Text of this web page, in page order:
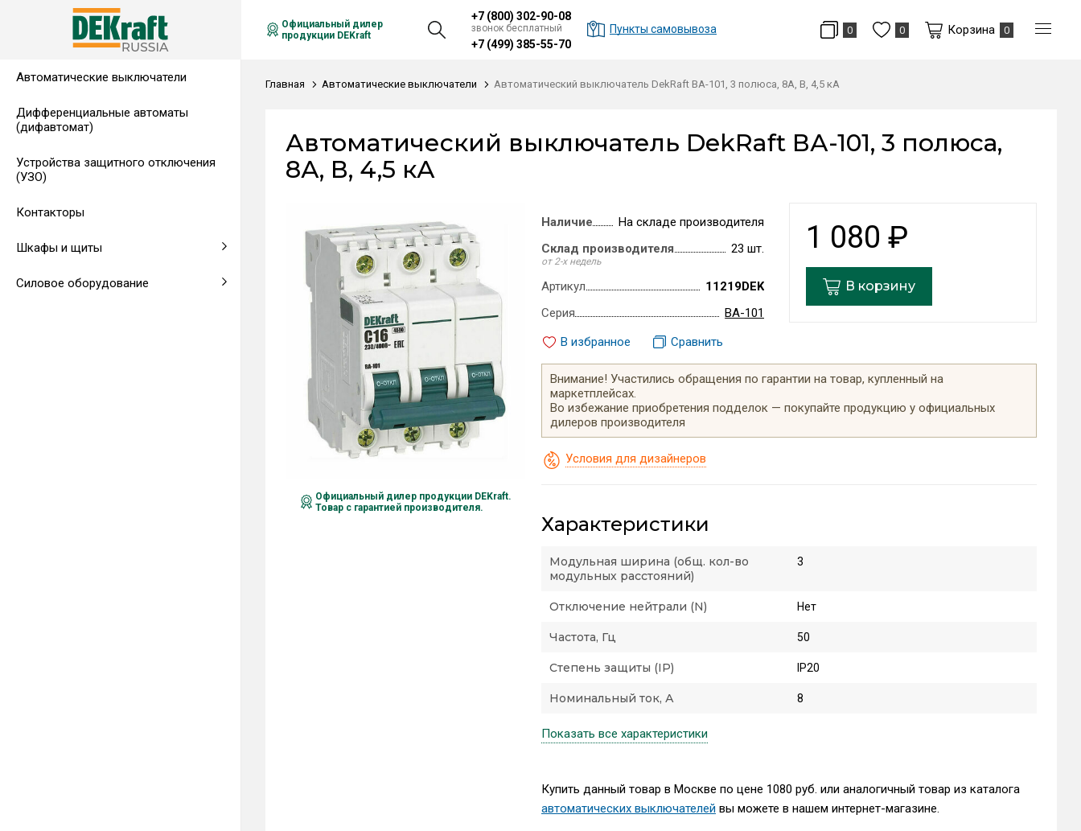
Автоматические выключатели
Дифференциальные автоматы
(дифавтомат)
Устройства защитного отключения
(УЗО)
Контакторы
Шкафы и щиты
Распределительные щиты,
Напольные щиты
Клеммы и комплектующие
Клеммы на DIN-рейку
Аксессуары для щитов
Силовое оборудование
Автоматические выключатели в
Аксессуары
Предохранители
Щитовые приборы
Амперметры
Автоматические воздушные
выключатели
Воздушные автоматические
Официальный дилер
продукции DEKraft
+7 (800) 302-90-08
звонок бесплатный
+7 (499) 385-55-70
Пункты самовывоза 0 0 Корзина 0
Главная Автоматические выключатели Автоматический выключатель DekRaft ВА-101, 3 полюса, 8А, В, 4,5 кА
Автоматический выключатель DekRaft ВА-101, 3 полюса,
8А, В, 4,5 кА
Официальный дилер продукции DEKraft.
Товар с гарантией производителя.
1 080 ₽
В корзину
Наличие
На складе производителя
Склад производителя
от 2-х недель
23 шт.
Артикул
11219DEK
Серия
ВА-101
В избранное
Сравнить
Внимание! Участились обращения по гарантии на товар, купленный на
маркетплейсах.
Во избежание приобретения подделок — покупайте продукцию у официальных
дилеров производителя
Условия для дизайнеров
Характеристики
Модульная ширина (общ. кол-во
модульных расстояний)
3
Отключение нейтрали (N) Нет
Частота, Гц 50
Степень защиты (IP) IP20
Номинальный ток, А 8
Показать все характеристики
Купить данный товар в Москве по цене 1080 руб. или аналогичный товар из каталога
автоматических выключателей вы можете в нашем интернет-магазине.